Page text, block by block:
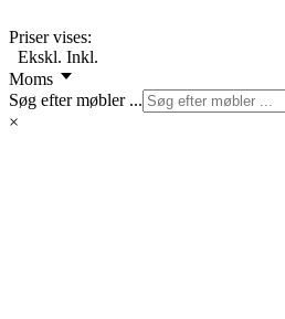
Priser vises:
Ekskl. Inkl.
Moms
Søg efter møbler ...
×